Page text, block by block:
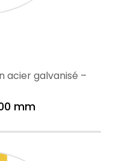
acier galvanisé –
mm